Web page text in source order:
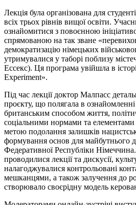
Лекція була організована для
всіх трьох рівнів вищої освіти.
ознайомитися з повоєнною
спрямованою на так зване
демократизацію німецьких
утримувалися у таборі поблизу
Ессекс). Ця програма увійшла в
Experiment».
Під час лекції доктор Малпасс
проєкту, що полягала в
британським способом життя,
соціальними нормами та елементами
метою подолання залишків
формування основ для майбутнього
Федеративної Республіки
проводилися лекції та дискусії,
налагоджувалися контрольовані
мешканцями, а також залучення до
створювало своєрідну модель